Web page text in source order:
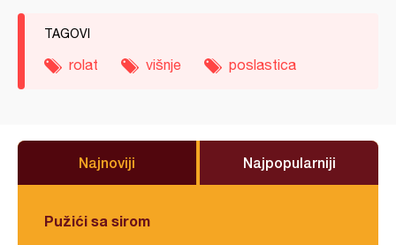
TAGOVI
rolat višnje poslastica
Najnoviji Najpopularniji
Pužići sa sirom